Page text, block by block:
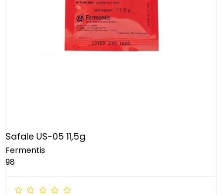
Safale US-05 11,5g
Fermentis
98